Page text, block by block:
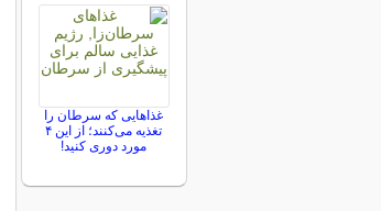
غذاهایی که سرطان را
تغذیه می‌کنند؛ از این ۴
مورد دوری کنید!